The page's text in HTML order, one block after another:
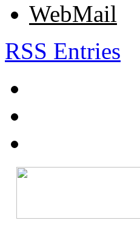
WebMail
RSS Entries